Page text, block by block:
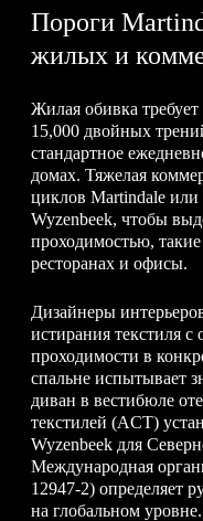
Пороги
жилых и
Жилая обивка
15,000 двойных
стандартное
домах. Тяжелая
циклов Martindale
Wyzenbeek, чтобы
проходимостью,
ресторанах и офисы.
Дизайнеры
истирания текстиля
проходимости в
спальне испытывает
диван в вестибюле
текстилей (ACT)
Wyzenbeek для
Международная
12947-2) определяет
на глобальном уровне.